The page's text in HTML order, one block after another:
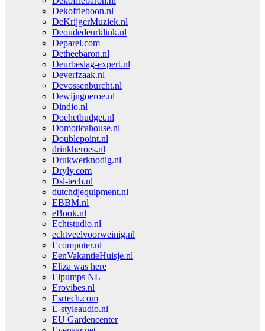
Dekoffieboon.nl
DeKrijgerMuziek.nl
Deoudedeurklink.nl
Deparel.com
Detheebaron.nl
Deurbeslag-expert.nl
Deverfzaak.nl
Devossenburcht.nl
Dewijngoeroe.nl
Dindio.nl
Doehetbudget.nl
Domoticahouse.nl
Doublepoint.nl
drinkheroes.nl
Drukwerknodig.nl
Dryly.com
Dsl-tech.nl
dutchdjequipment.nl
EBBM.nl
eBook.nl
Echtstudio.nl
echtveelvoorweinig.nl
Ecomputer.nl
EenVakantieHuisje.nl
Eliza was here
Elpumps NL
Erovibes.nl
Esrtech.com
E-styleaudio.nl
EU Gardencenter